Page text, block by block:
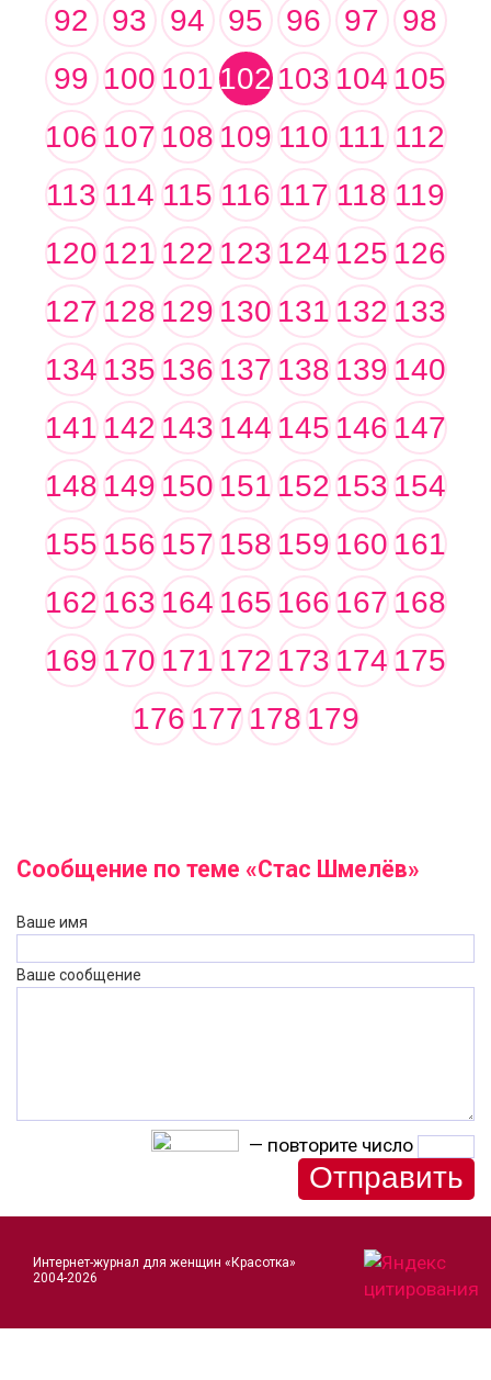
92
93 94 95 96 97
98
99 100101102103104105
106107108109110 111 112
113 114 115 116 117 118 119
120121122123124125126
127128129130131132133
134135136137138139140
141142143144145146147
148149150151152153154
155156157158159160161
162163164165166167168
169170171172173174175
176177178179
Сообщение по теме «Стас Шмелёв»
Ваше имя
Ваше сообщение
— повторите число
Интернет-журнал для женщин «Красотка»
2004-2026